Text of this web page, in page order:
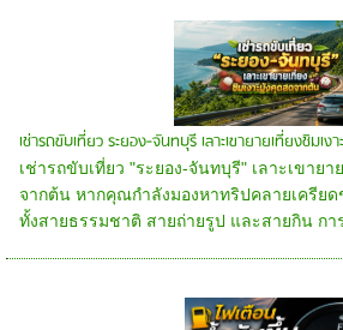
เช่ารถขับเที่ยว ระยอง-จันทบุรี เลาะเขายายเที่ยงชิมเ
เช่ารถขับเที่ยว "ระยอง-จันทบุรี" เลาะเขายา
จากต้น หากคุณกำลังมองหาทริปคลายเครีย
ทั้งสายธรรมชาติ สายถ่ายรูป และสายกิน ก